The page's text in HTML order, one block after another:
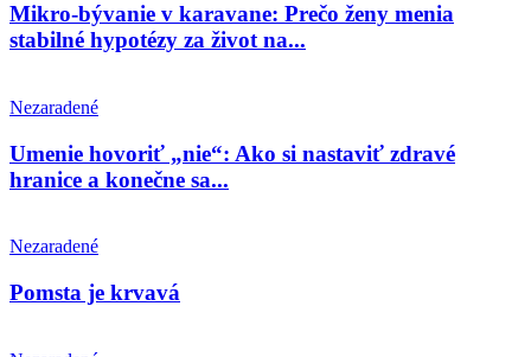
Mikro-bývanie v karavane: Prečo ženy menia
stabilné hypotézy za život na...
Nezaradené
Umenie hovoriť „nie“: Ako si nastaviť zdravé
hranice a konečne sa...
Nezaradené
Pomsta je krvavá